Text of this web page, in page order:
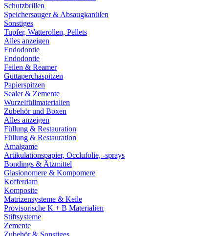
Schutzbrillen
Speichersauger & Absaugkanülen
Sonstiges
Tupfer, Watterollen, Pellets
Alles anzeigen
Endodontie
Endodontie
Feilen & Reamer
Guttaperchaspitzen
Papierspitzen
Sealer & Zemente
Wurzelfüllmaterialien
Zubehör und Boxen
Alles anzeigen
Füllung & Restauration
Füllung & Restauration
Amalgame
Artikulationspapier, Occlufolie, -sprays
Bondings & Ätzmittel
Glasionomere & Kompomere
Kofferdam
Komposite
Matrizensysteme & Keile
Provisorische K + B Materialien
Stiftsysteme
Zemente
Zubehör & Sonstiges